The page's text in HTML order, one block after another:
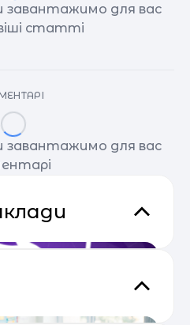
завантажимо для вас
статті
завантажимо для вас